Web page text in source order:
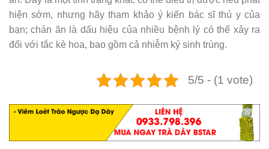
hiện sớm, nhưng hãy tham khảo ý kiến ​​bác sĩ thú y của
bạn; chán ăn là dấu hiệu của nhiều bệnh lý có thể xảy ra
đối với tắc kè hoa, bao gồm cả nhiễm ký sinh trùng.
5/5 - (1 vote)